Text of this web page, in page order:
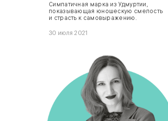
Симпатичная марка из Удмуртии,
показывающая юношескую смелость
и страсть к самовыражению.
30 июля 2021